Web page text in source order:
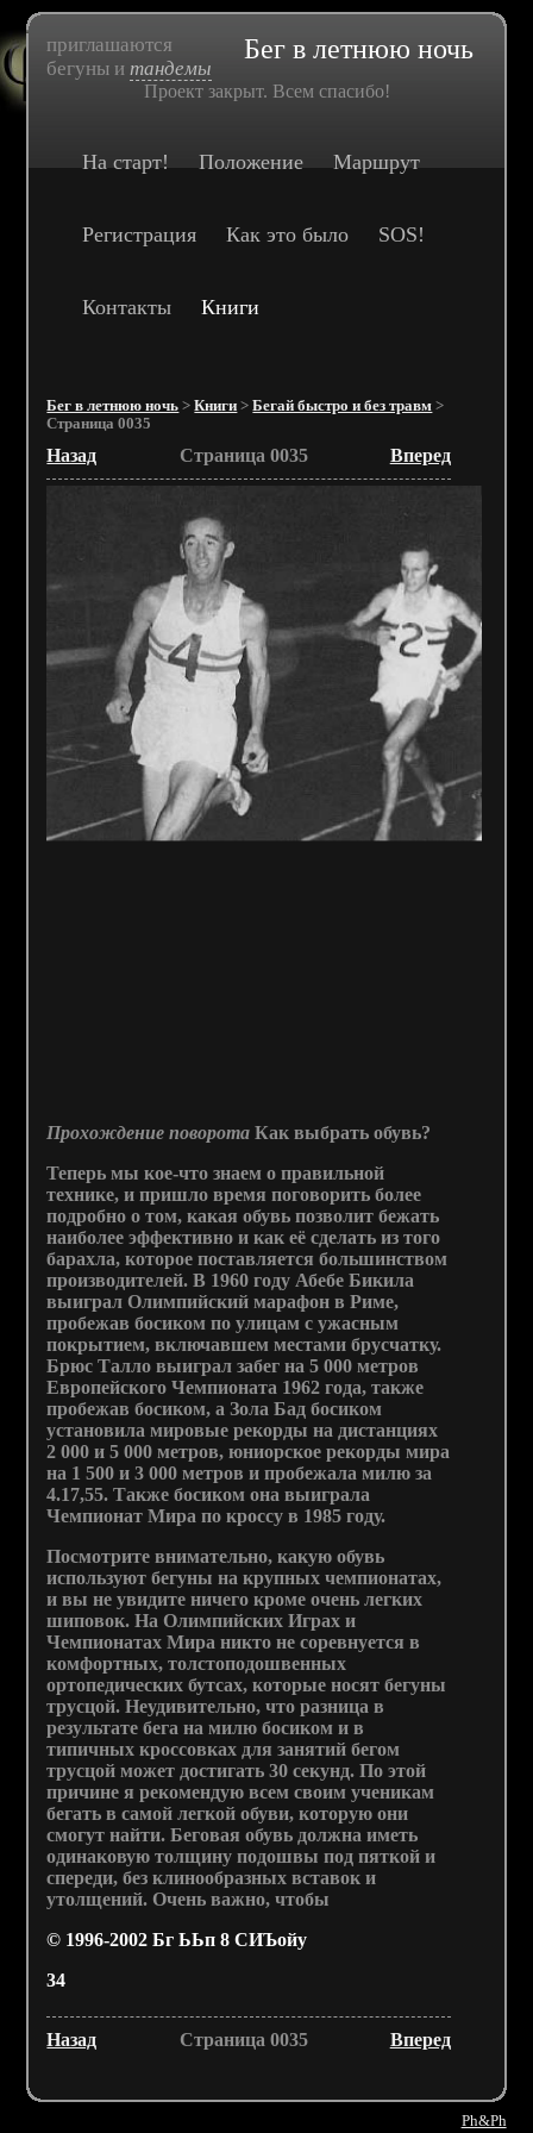
приглашаются
бегуны итандемы
Бег в летнюю ночь
Проект закрыт. Всем спасибо!
На старт! Положение Маршрут
Регистрация Как это было SOS!
Контакты Книги
Бег в летнюю ночь >Книги >Бегай быстро и без травм >
Страница 0035
Назад Страница 0035 Вперед
Прохождение поворотаКак выбрать обувь?
Теперь мы кое-что знаем о правильной
технике, и пришло время поговорить более
подробно о том, какая обувь позволит бежать
наиболее эффективно и как её сделать из того
барахла, которое поставляется большинством
производителей. В 1960 году Абебе Бикила
выиграл Олимпийский марафон в Риме,
пробежав босиком по улицам с ужасным
покрытием, включавшем местами брусчатку.
Брюс Талло выиграл забег на 5 000 метров
Европейского Чемпионата 1962 года, также
пробежав босиком, а Зола Бад босиком
установила мировые рекорды на дистанциях
2 000 и 5 000 метров, юниорское рекорды мира
на 1 500 и 3 000 метров и пробежала милю за
4.17,55. Также босиком она выиграла
Чемпионат Мира по кроссу в 1985 году.
Посмотрите внимательно, какую обувь
используют бегуны на крупных чемпионатах,
и вы не увидите ничего кроме очень легких
шиповок. На Олимпийских Играх и
Чемпионатах Мира никто не соревнуется в
комфортных, толстоподошвенных
ортопедических бутсах, которые носят бегуны
трусцой. Неудивительно, что разница в
результате бега на милю босиком и в
типичных кроссовках для занятий бегом
трусцой может достигать 30 секунд. По этой
причине я рекомендую всем своим ученикам
бегать в самой легкой обуви, которую они
смогут найти. Беговая обувь должна иметь
одинаковую толщину подошвы под пяткой и
спереди, без клинообразных вставок и
утолщений. Очень важно, чтобы
© 1996-2002 Бг ЬЬп 8 СИЪойу
34
Назад Страница 0035 Вперед
Ph&Ph